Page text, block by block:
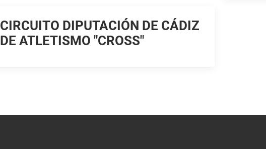
CIRCUITO DIPUTACIÓN DE CÁDIZ
DE ATLETISMO "CROSS"